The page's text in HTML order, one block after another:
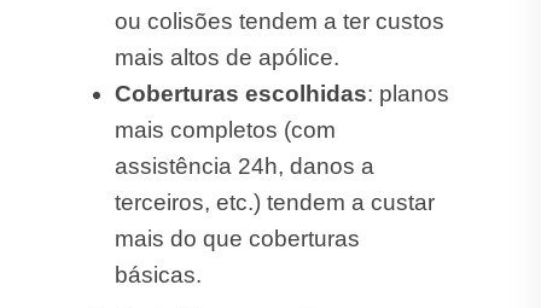
ou colisões tendem a ter custos
mais altos de apólice.
Coberturas escolhidas: planos
mais completos (com
assistência 24h, danos a
terceiros, etc.) tendem a custar
mais do que coberturas
básicas.